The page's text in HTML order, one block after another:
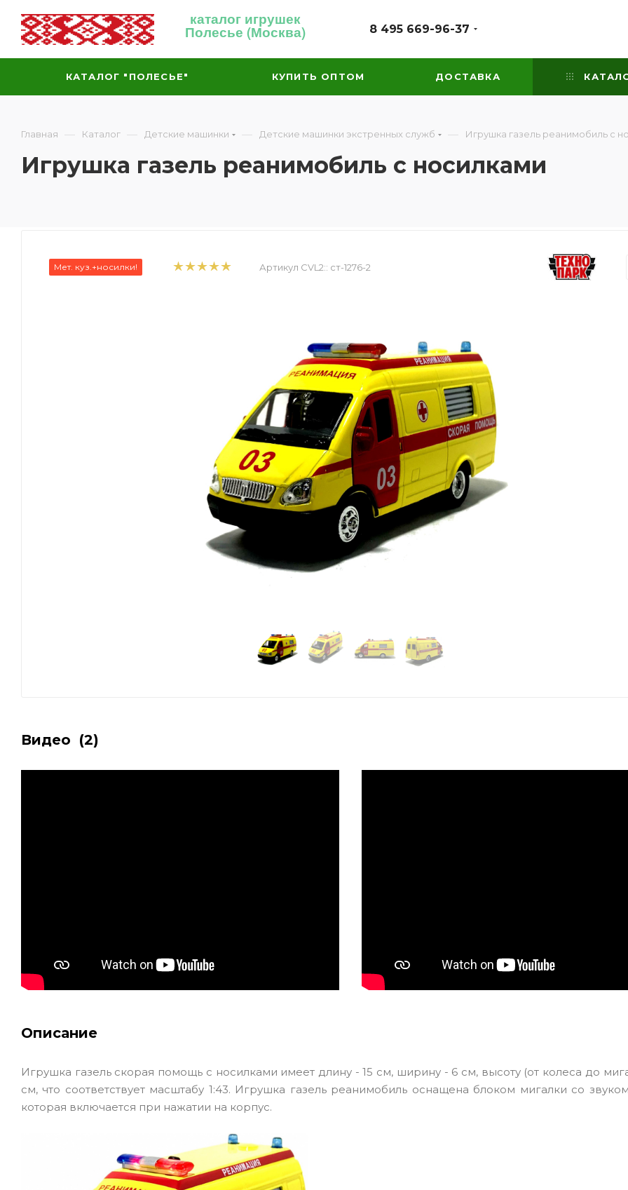
каталог игрушек
Полесье (Москва) 8 495 669-96-37
КАТАЛОГ "ПОЛЕСЬЕ" КУПИТЬ ОПТОМ ДОСТАВКА
Главная — Каталог — Детские машинки — Детские машинки экстренных служб — Игрушка газель реанимобиль с
Игрушка газель реанимобиль с носилками
Мет. куз.+носилки! Артикул CVL2:: ст-1276-2
Видео (2)
Описание
Игрушка газель скорая помощь с носилками имеет длину - 15 см, ширину - 6 см, высоту (от колеса до
см, что соответствует масштабу 1:43. Игрушка газель реанимобиль оснащена блоком мигалки со
которая включается при нажатии на корпус.